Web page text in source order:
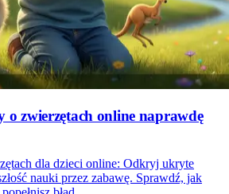
o zwierzętach online naprawdę
dla dzieci online: Odkryj ukryte
nauki przez zabawę. Sprawdź, jak